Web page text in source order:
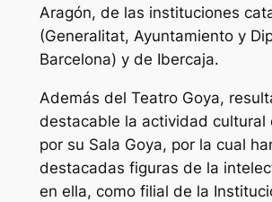
Aragón, de las instituciones
(Generalitat, Ayuntamiento y
Barcelona) y de Ibercaja.
Además del Teatro Goya,
destacable la actividad cultural
por su Sala Goya, por la cual
destacadas figuras de la
en ella, como filial de la